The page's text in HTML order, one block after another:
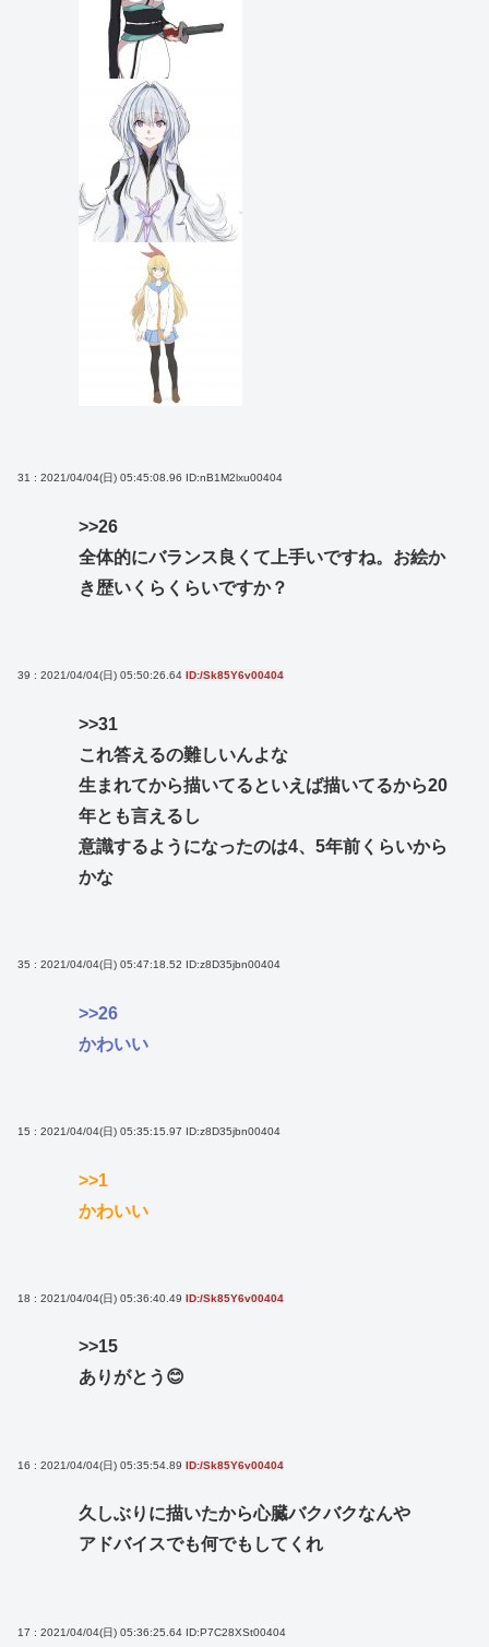
31 : 2021/04/04(日) 05:45:08.96 ID:nB1M2lxu00404
>>26
全体的にバランス良くて上手いですね。お絵か
き歴いくらくらいですか？
39 : 2021/04/04(日) 05:50:26.64 ID:/Sk85Y6v00404
>>31
これ答えるの難しいんよな
生まれてから描いてるといえば描いてるから20
年とも言えるし
意識するようになったのは4、5年前くらいから
かな
35 : 2021/04/04(日) 05:47:18.52 ID:z8D35jbn00404
>>26
かわいい
15 : 2021/04/04(日) 05:35:15.97 ID:z8D35jbn00404
>>1
かわいい
18 : 2021/04/04(日) 05:36:40.49 ID:/Sk85Y6v00404
>>15
ありがとう😊
16 : 2021/04/04(日) 05:35:54.89 ID:/Sk85Y6v00404
久しぶりに描いたから心臓バクバクなんや
アドバイスでも何でもしてくれ
17 : 2021/04/04(日) 05:36:25.64 ID:P7C28XSt00404